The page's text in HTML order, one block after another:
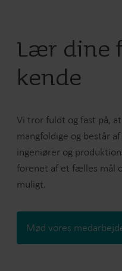
Lær dine
kende
Vi tror fuldt og fast på,
mangfoldige og består
ingeniører og
forenet af et fælles mål
muligt.
Mød vores